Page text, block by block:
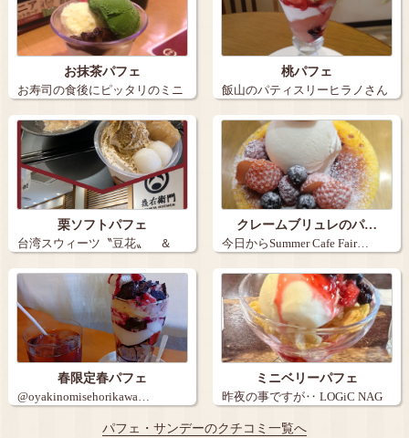
お抹茶パフェ
お寿司の食後にピッタリのミニ
サイズ お…
桃パフェ
飯山のパティスリーヒラノさん
で桃が出たと…
栗ソフトパフェ
台湾スウィーツ〝豆花〟 ＆
不動の定…
クレームブリュレのパ…
今日からSummer Cafe Fair…
春限定春パフェ
@oyakinomisehorikawa…
ミニベリーパフェ
昨夜の事ですが‥ LOGiC NAG
パフェ・サンデーのクチコミ一覧へ